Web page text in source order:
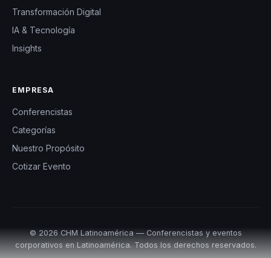
Transformación Digital
IA & Tecnología
Insights
EMPRESA
Conferencistas
Categorías
Nuestro Propósito
Cotizar Evento
© 2026 CHM Latinoamérica — Conferencistas y eventos
corporativos en Latinoamérica. Todos los derechos reservados.